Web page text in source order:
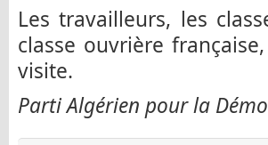
Les travailleurs, les
classe ouvrière
visite.
Parti Algérien pour la